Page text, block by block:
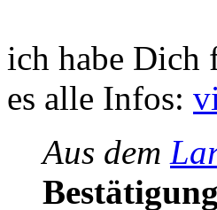
ich habe Dich
es alle Infos:
Aus dem